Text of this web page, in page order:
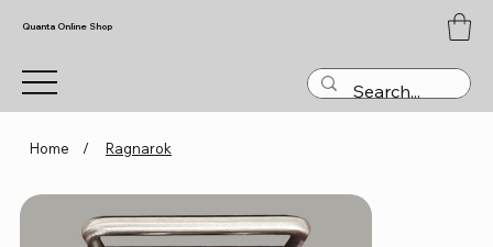
Quanta Online Shop
Home / Ragnarok